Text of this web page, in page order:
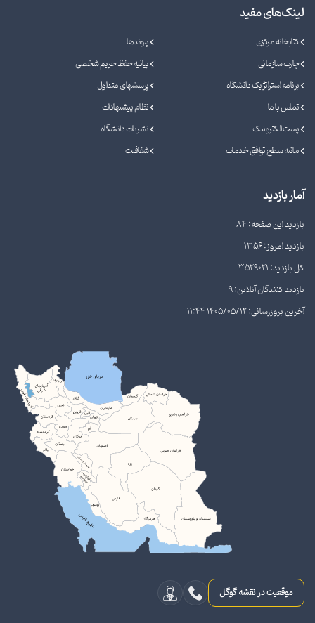
لینک‌های مفید
کتابخانه مرکزی
پیوندها
چارت سازمانی
بیانیه حفظ حریم شخصی
برنامه استراتژیک دانشگاه
پرسشهای متداول
تماس با ما
نظام پیشنهادات
پست الکترونیک
نشریات دانشگاه
بیانیه سطح توافق خدمات
شفافیت
آمار بازدید
بازدید این صفحه: 84
بازدید امروز: 1356
کل بازدید: 3529021
بازدید کنندگان آنلاین: 9
آخرین بروزرسانی: 1405/05/12 11:44
موقعیت در نقشه گوگل